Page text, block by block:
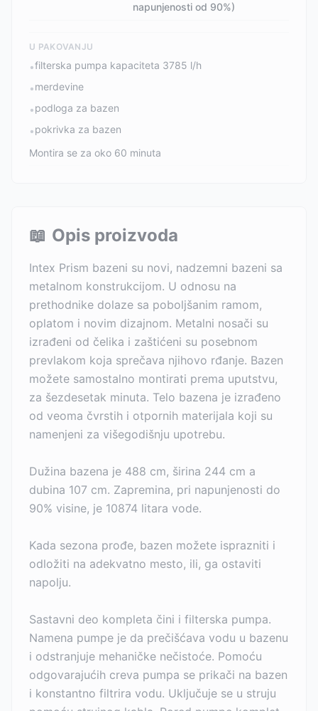
napunjenosti od 90%)
U PAKOVANJU
•filterska pumpa kapaciteta 3785 l/h
•merdevine
•podloga za bazen
•pokrivka za bazen
Montira se za oko 60 minuta
📖 Opis proizvoda
Intex Prism bazeni su novi, nadzemni bazeni sa
metalnom konstrukcijom. U odnosu na
prethodnike dolaze sa poboljšanim ramom,
oplatom i novim dizajnom. Metalni nosači su
izrađeni od čelika i zaštićeni su posebnom
prevlakom koja sprečava njihovo rđanje. Bazen
možete samostalno montirati prema uputstvu,
za šezdesetak minuta. Telo bazena je izrađeno
od veoma čvrstih i otpornih materijala koji su
namenjeni za višegodišnju upotrebu.
Dužina bazena je 488 cm, širina 244 cm a
dubina 107 cm. Zapremina, pri napunjenosti do
90% visine, je 10874 litara vode.
Kada sezona prođe, bazen možete isprazniti i
odložiti na adekvatno mesto, ili, ga ostaviti
napolju.
Sastavni deo kompleta čini i filterska pumpa.
Namena pumpe je da prečišćava vodu u bazenu
i odstranjuje mehaničke nečistoće. Pomoću
odgovarajućih creva pumpa se prikači na bazen
i konstantno filtrira vodu. Uključuje se u struju